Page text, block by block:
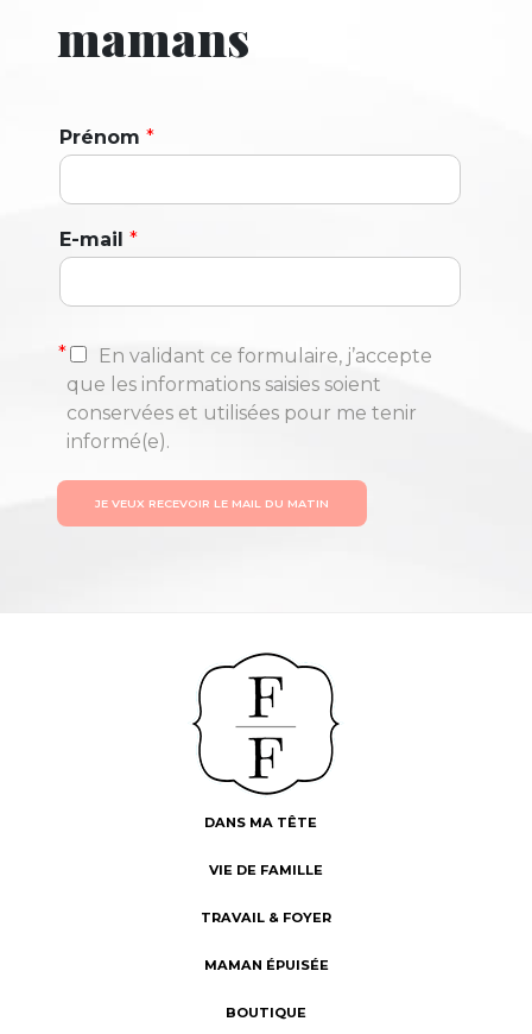
mamans
Prénom *
E-mail *
*
En validant ce formulaire, j’accepte
que les informations saisies soient
conservées et utilisées pour me tenir
informé(e).
JE VEUX RECEVOIR LE MAIL DU MATIN
DANS MA TÊTE
VIE DE FAMILLE
TRAVAIL & FOYER
MAMAN ÉPUISÉE
BOUTIQUE